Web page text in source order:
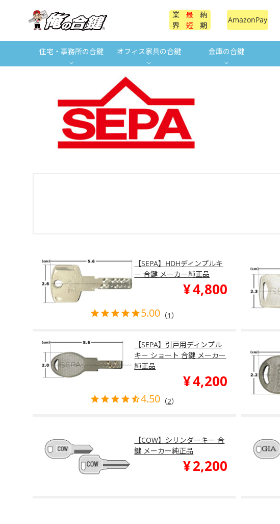
業
界
最
短
納
期
AmazonPay
住宅・事務所の合鍵 オフィス家具の合鍵 金庫の合鍵
【SEPA】HDHディンプルキ
ー 合鍵 メーカー純正品
¥4,800
5.00 （1）
【SEPA】引戸用ディンプル
キー ショート 合鍵 メーカー
純正品
¥4,200
4.50 （2）
【COW】シリンダーキー 合
鍵 メーカー純正品
¥2,200